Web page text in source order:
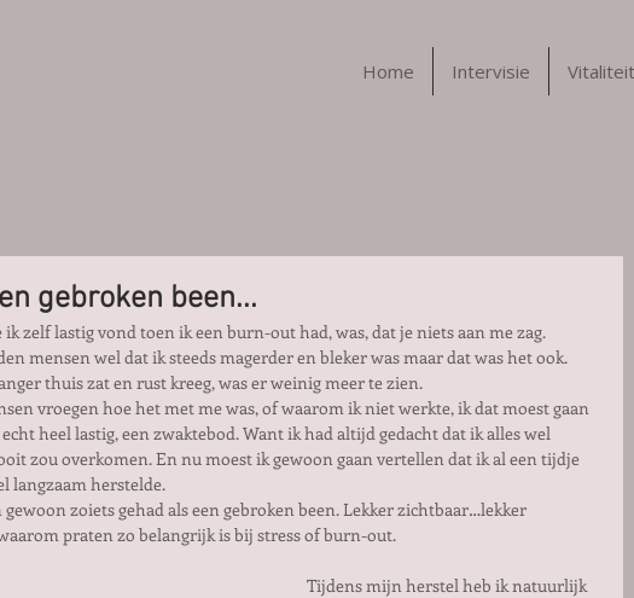
Home Intervisie
gebroken been...
zelf lastig vond toen ik een burn-out had, was, dat je niets aan me zag.
mensen wel dat ik steeds magerder en bleker was maar dat was het ook.
thuis zat en rust kreeg, was er weinig meer te zien.
vroegen hoe het met me was, of waarom ik niet werkte, ik dat moest gaan
heel lastig, een zwaktebod. Want ik had altijd gedacht dat ik alles wel
zou overkomen. En nu moest ik gewoon gaan vertellen dat ik al een tijdje
langzaam herstelde.
gewoon zoiets gehad als een gebroken been. Lekker zichtbaar…lekker
praten zo belangrijk is bij stress of burn-out.
Tijdens mijn herstel heb ik natuurlijk